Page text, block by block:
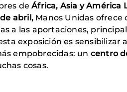
deÁfrica, Asia y América
de abril, Manos Unidas ofrece
a las aportaciones,
exposición es
empobrecidas: un centro
cosas.